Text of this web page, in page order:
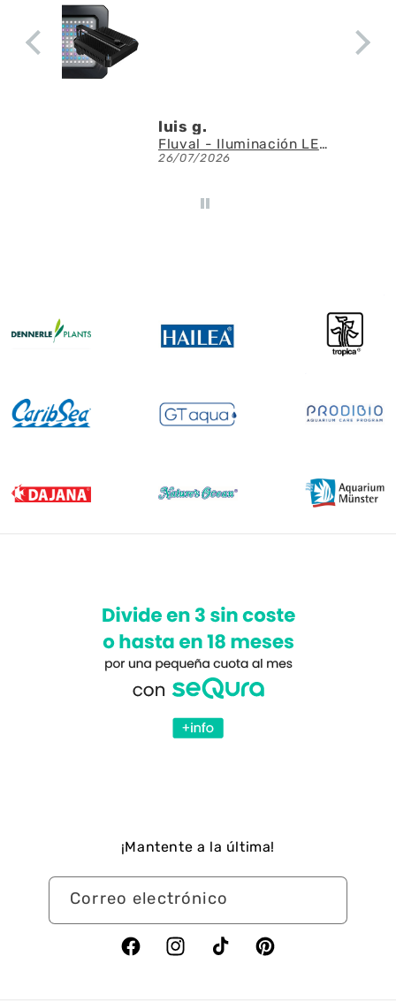
luis g.
Fluval - Iluminación LED Nano Reef 4.0 de 25W
26/07/2026
¡Mantente a la última!
Correo electrónico
FacebookInstagramTikTok Pinterest